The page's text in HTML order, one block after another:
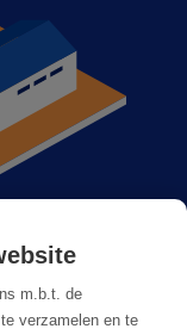
m.b.t. de
verzamelen en te